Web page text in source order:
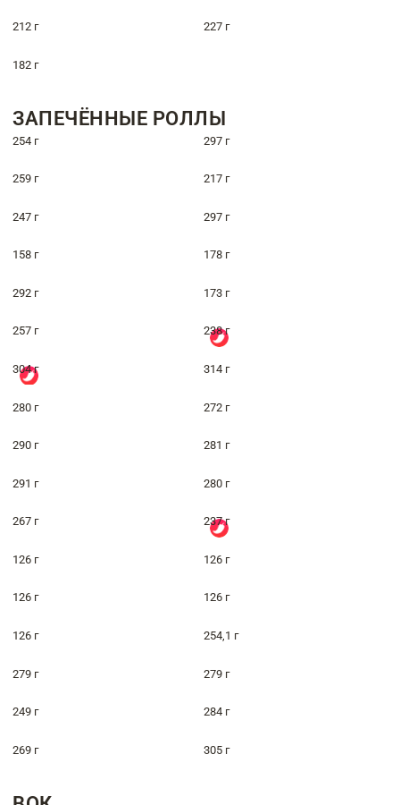
212 г 227 г
182 г
ЗАПЕЧЁННЫЕ РОЛЛЫ
254 г 297 г
259 г 217 г
247 г 297 г
158 г 178 г
292 г 173 г
257 г 238 г
304 г 314 г
280 г 272 г
290 г 281 г
291 г 280 г
267 г 237 г
126 г 126 г
126 г 126 г
126 г 254,1 г
279 г 279 г
249 г 284 г
269 г 305 г